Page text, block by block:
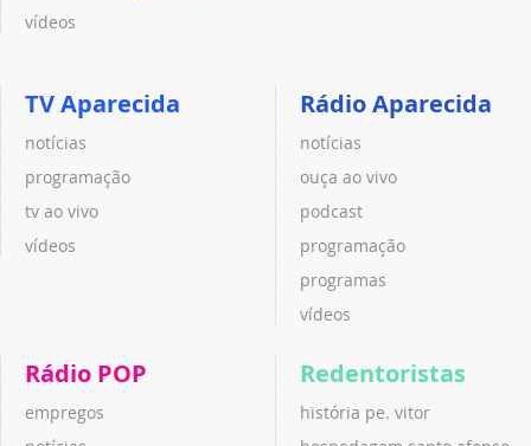
vídeos
TV Aparecida
notícias
programação
tv ao vivo
vídeos
Rádio Aparecida
notícias
ouça ao vivo
podcast
programação
programas
vídeos
Rádio POP
empregos
Redentoristas
história pe. vitor